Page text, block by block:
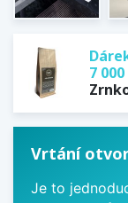
7 000
Vrtání
Je to